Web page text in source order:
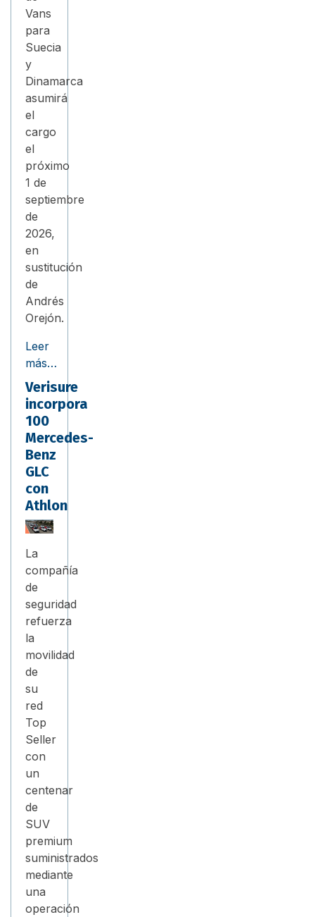
Vans
para
Suecia
y
Dinamarca
asumirá
el
cargo
el
próximo
1 de
septiembre
de
2026,
en
sustitución
de
Andrés
Orejón.
Leer
más…
Verisure
incorpora
100
Mercedes-
Benz
GLC
con
Athlon
La
compañía
de
seguridad
refuerza
la
movilidad
de
su
red
Top
Seller
con
un
centenar
de
SUV
premium
suministrados
mediante
una
operación